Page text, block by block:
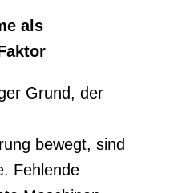
als
Grund, der
bewegt, sind
Fehlende